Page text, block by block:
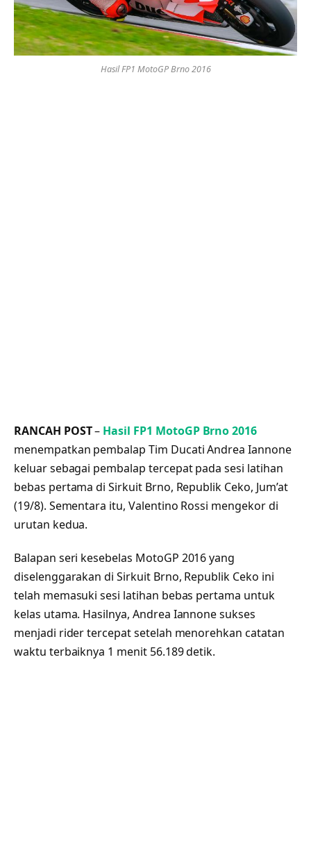
Hasil FP1 MotoGP Brno 2016
RANCAH POST– Hasil FP1 MotoGP Brno 2016
menempatkan pembalap Tim Ducati Andrea Iannone
keluar sebagai pembalap tercepat pada sesi latihan
bebas pertama di Sirkuit Brno, Republik Ceko, Jum’at
(19/8). Sementara itu, Valentino Rossi mengekor di
urutan kedua.
Balapan seri kesebelas MotoGP 2016 yang
diselenggarakan di Sirkuit Brno, Republik Ceko ini
telah memasuki sesi latihan bebas pertama untuk
kelas utama. Hasilnya, Andrea Iannone sukses
menjadi rider tercepat setelah menorehkan catatan
waktu terbaiknya 1 menit 56.189 detik.